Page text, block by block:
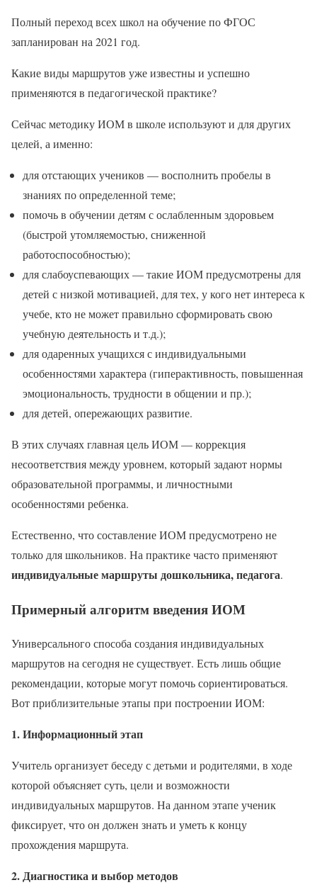
Полный переход всех школ на обучение по ФГОС
запланирован на 2021 год.
Какие виды маршрутов уже известны и успешно
применяются в педагогической практике?
Сейчас методику ИОМ в школе используют и для других
целей, а именно:
для отстающих учеников — восполнить пробелы в
знаниях по определенной теме;
помочь в обучении детям с ослабленным здоровьем
(быстрой утомляемостью, сниженной
работоспособностью);
для слабоуспевающих — такие ИОМ предусмотрены для
детей с низкой мотивацией, для тех, у кого нет интереса к
учебе, кто не может правильно сформировать свою
учебную деятельность и т.д.);
для одаренных учащихся с индивидуальными
особенностями характера (гиперактивность, повышенная
эмоциональность, трудности в общении и пр.);
для детей, опережающих развитие.
В этих случаях главная цель ИОМ — коррекция
несоответствия между уровнем, который задают нормы
образовательной программы, и личностными
особенностями ребенка.
Естественно, что составление ИОМ предусмотрено не
только для школьников. На практике часто применяют
индивидуальные маршруты дошкольника, педагога.
Примерный алгоритм введения ИОМ
Универсального способа создания индивидуальных
маршрутов на сегодня не существует. Есть лишь общие
рекомендации, которые могут помочь сориентироваться.
Вот приблизительные этапы при построении ИОМ:
1. Информационный этап
Учитель организует беседу с детьми и родителями, в ходе
которой объясняет суть, цели и возможности
индивидуальных маршрутов. На данном этапе ученик
фиксирует, что он должен знать и уметь к концу
прохождения маршрута.
2. Диагностика и выбор методов